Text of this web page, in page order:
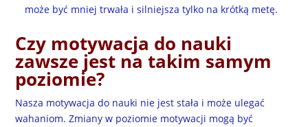
może być mniej trwała i silniejsza tylko na krótką metę.
Czy motywacja do nauki
zawsze jest na takim samym
poziomie?
Nasza motywacja do nauki nie jest stała i może ulegać
wahaniom. Zmiany w poziomie motywacji mogą być